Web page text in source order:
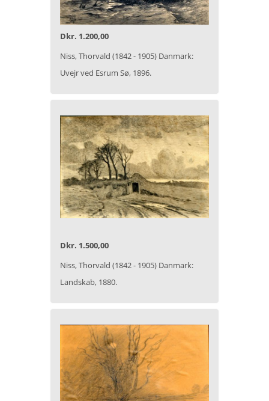
Dkr. 1.200,00
Niss, Thorvald (1842 - 1905) Danmark:
Uvejr ved Esrum Sø, 1896.
Dkr. 1.500,00
Niss, Thorvald (1842 - 1905) Danmark:
Landskab, 1880.